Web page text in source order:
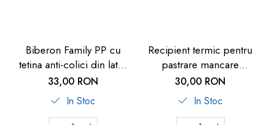
Biberon Family PP cu
tetina anti-colici din latex
natural, 250 ml, de la 6
luni, debit mediu (M), nip
35007
33,00 RON
In Stoc
Recipient termic pentru
pastrare mancare
bebelusi U-Grow, 820 ml
30,00 RON
In Stoc